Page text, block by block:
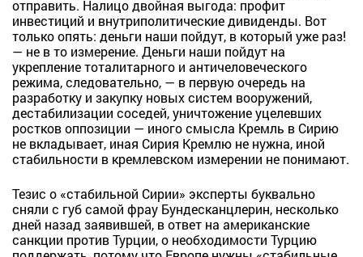
отправить. Налицо двойная выгода: профит
инвестиций и внутриполитические дивиденды. Вот
только опять: деньги наши пойдут, в который уже раз!
— не в то измерение. Деньги наши пойдут на
укрепление тоталитарного и античеловеческого
режима, следовательно, — в первую очередь на
разработку и закупку новых систем вооружений,
дестабилизации соседей, уничтожение уцелевших
ростков оппозиции — иного смысла Кремль в Сирию
не вкладывает, иная Сирия Кремлю не нужна, иной
стабильности в кремлевском измерении не понимают.
Тезис о «стабильной Сирии» эксперты буквально
сняли с губ самой фрау Бундесканцлерин, несколько
дней назад заявившей, в ответ на американские
санкции против Турции, о необходимости Турцию